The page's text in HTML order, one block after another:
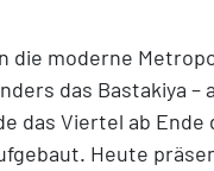
die moderne
das Bastakiya –
das Viertel ab Ende
Heute